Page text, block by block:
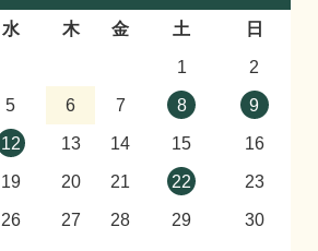
水 木 金 土
日
1
2
5 6 7 8
9
12 13 14 15
16
19 20 21 22
23
26 27 28 29
30